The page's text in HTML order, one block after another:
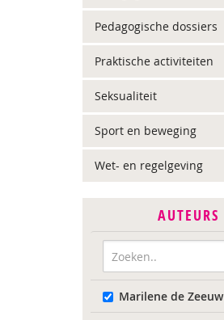
Pedagogische dossiers
Praktische activiteiten
Seksualiteit
Sport en beweging
Wet- en regelgeving
AUTEURS
Marilene de Zeeuw